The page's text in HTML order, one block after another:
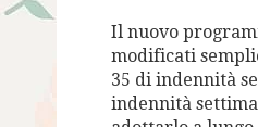
Il nuovo
modificati
35 di indennità
indennità